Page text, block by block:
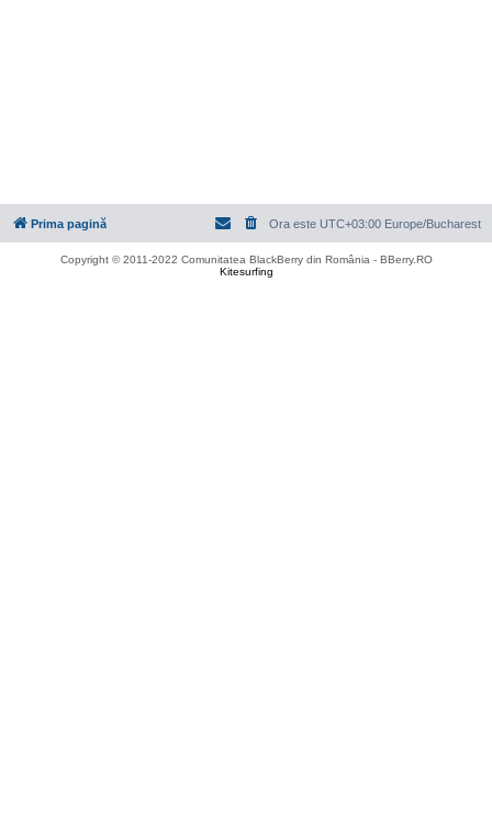
Prima pagină Ora este UTC+03:00 Europe/Bucharest
Copyright © 2011-2022 Comunitatea BlackBerry din România - BBerry.RO
Kitesurfing